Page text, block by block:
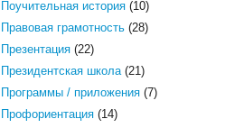
Поучительная история(10)
Правовая грамотность(28)
Презентация(22)
Президентская школа(21)
Программы / приложения(7)
Профориентация(14)